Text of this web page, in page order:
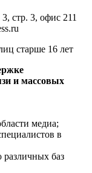
стр. 3, офис 211
старше 16 лет
и массовых
медиа;
в
различных баз